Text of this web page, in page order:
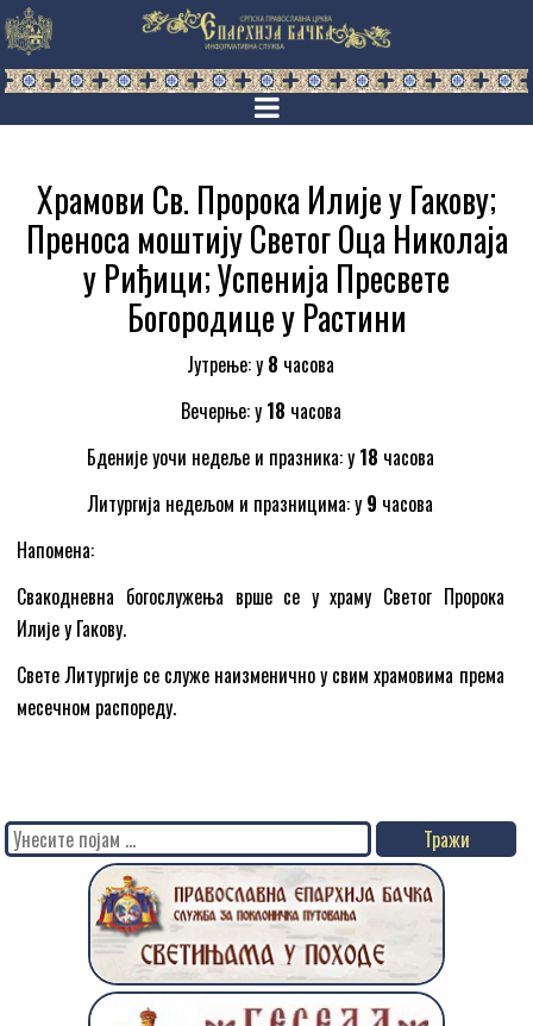
Храмови Св. Пророка Илије у Гакову;
Преноса моштију Светог Оца Николаја
у Риђици; Успенија Пресвете
Богородице у Растини
Јутрење: у 8 часова
Вечерње: у 18 часова
Бденије уочи недеље и празника: у 18 часова
Литургија недељом и празницима: у 9 часова
Напомена:
Свакодневна богослужења врше се у храму Светог Пророка
Илије у Гакову.
Свете Литургије се служе наизменично у свим храмовима према
месечном распореду.
Search
for: